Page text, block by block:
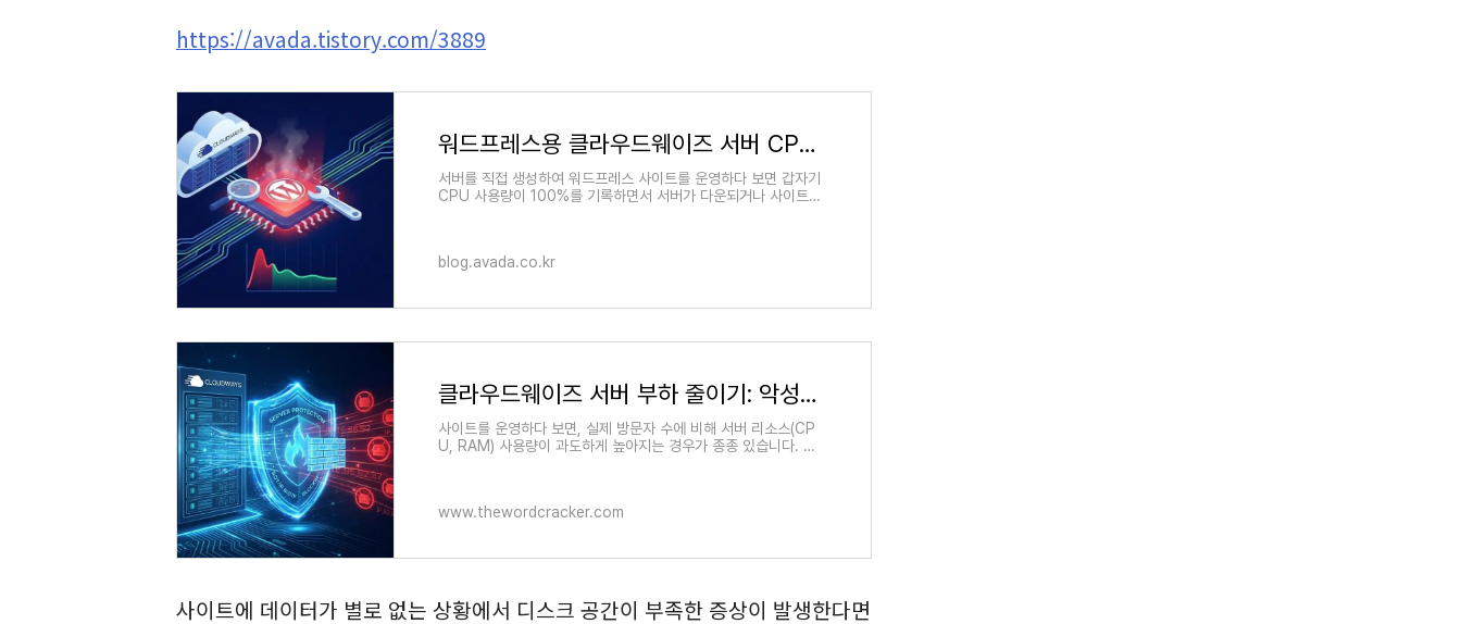
https://avada.tistory.com/3889
워드프레스용 클라우드웨이즈 서버 CPU 폭주 원인 분석과 최적화 가이드
서버를 직접 생성하여 워드프레스 사이트를 운영하다 보면 갑자기
CPU 사용량이 100%를 기록하면서 서버가 다운되거나 사이트
blog.avada.co.kr
클라우드웨이즈 서버 부하 줄이기: 악성 봇 및 특정 IP 차단 방법 3가지 - 워드프레스 정보꾸러미
사이트를 운영하다 보면, 실제 방문자 수에 비해 서버 리소스(CP
U, RAM) 사용량이 과도하게 높아지는 경우가 종종 있습니다. 서
www.thewordcracker.com
사이트에 데이터가 별로 없는 상황에서 디스크 공간이 부족한 증상이 발생한다면